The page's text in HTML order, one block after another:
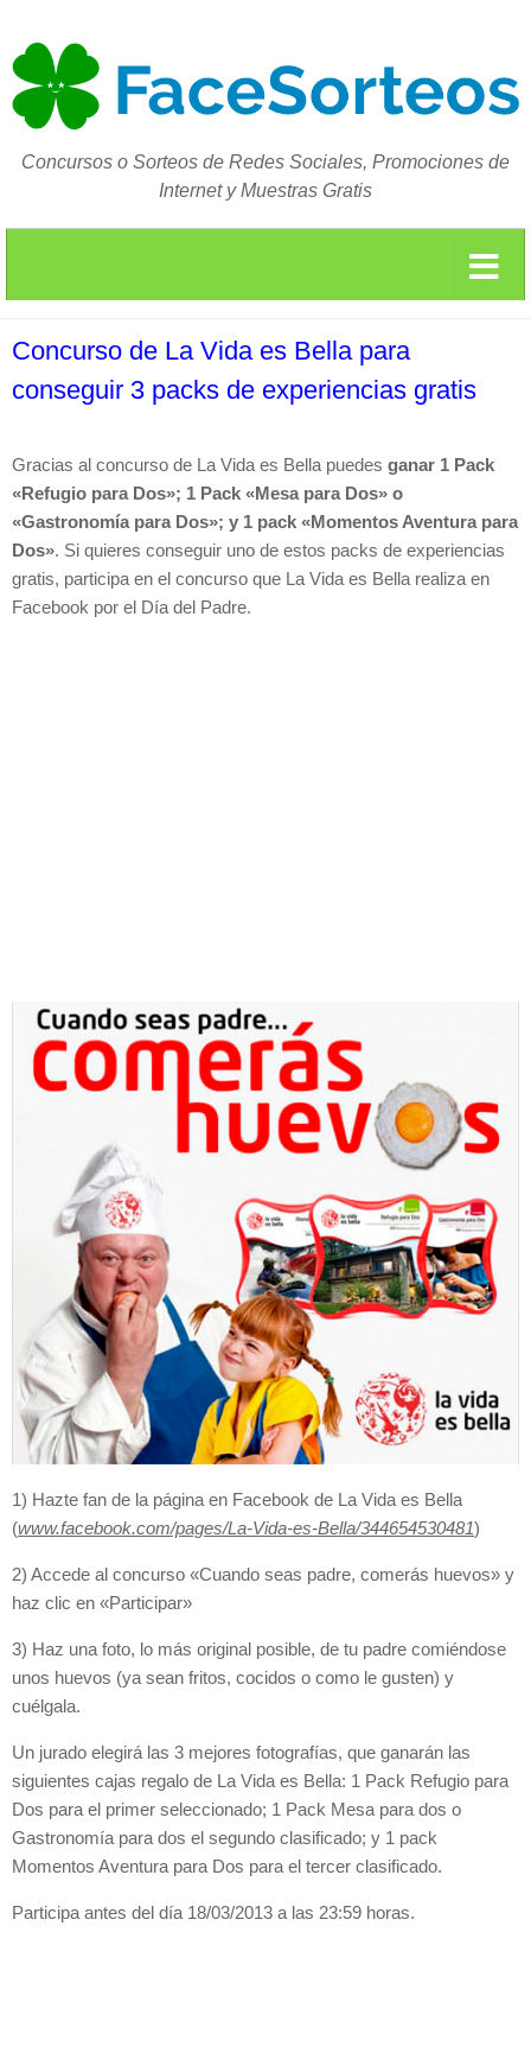
Concursos o Sorteos de Redes Sociales, Promociones de
Internet y Muestras Gratis
Concurso de La Vida es Bella para
conseguir 3 packs de experiencias gratis
Gracias al concurso de La Vida es Bella puedes ganar 1 Pack
«Refugio para Dos»; 1 Pack «Mesa para Dos» o
«Gastronomía para Dos»; y 1 pack «Momentos Aventura para
Dos». Si quieres conseguir uno de estos packs de experiencias
gratis, participa en el concurso que La Vida es Bella realiza en
Facebook por el Día del Padre.
1) Hazte fan de la página en Facebook de La Vida es Bella
(www.facebook.com/pages/La-Vida-es-Bella/344654530481)
2) Accede al concurso «Cuando seas padre, comerás huevos» y
haz clic en «Participar»
3) Haz una foto, lo más original posible, de tu padre comiéndose
unos huevos (ya sean fritos, cocidos o como le gusten) y
cuélgala.
Un jurado elegirá las 3 mejores fotografías, que ganarán las
siguientes cajas regalo de La Vida es Bella: 1 Pack Refugio para
Dos para el primer seleccionado; 1 Pack Mesa para dos o
Gastronomía para dos el segundo clasificado; y 1 pack
Momentos Aventura para Dos para el tercer clasificado.
Participa antes del día 18/03/2013 a las 23:59 horas.